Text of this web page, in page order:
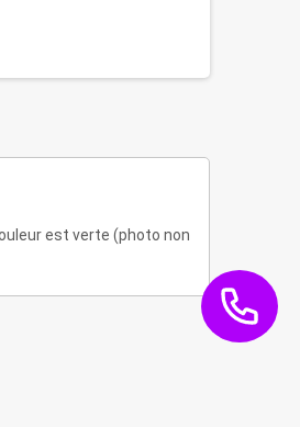
est verte (photo non